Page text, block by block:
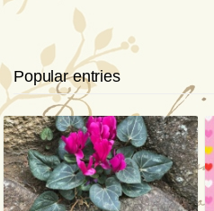
Popular entries